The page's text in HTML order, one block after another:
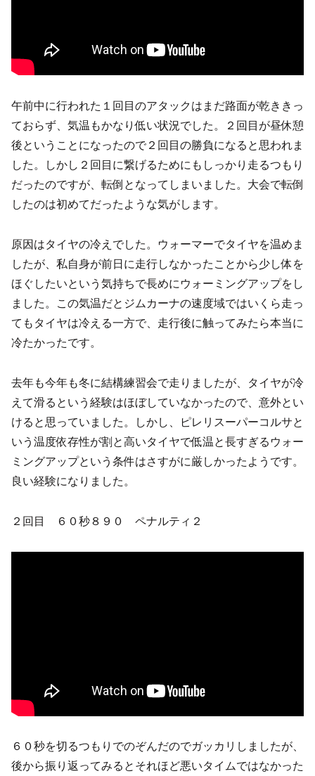
午前中に行われた１回目のアタックはまだ路面が乾ききっ
ておらず、気温もかなり低い状況でした。２回目が昼休憩
後ということになったので２回目の勝負になると思われま
した。しかし２回目に繋げるためにもしっかり走るつもり
だったのですが、転倒となってしまいました。大会で転倒
したのは初めてだったような気がします。
原因はタイヤの冷えでした。ウォーマーでタイヤを温めま
したが、私自身が前日に走行しなかったことから少し体を
ほぐしたいという気持ちで長めにウォーミングアップをし
ました。この気温だとジムカーナの速度域ではいくら走っ
てもタイヤは冷える一方で、走行後に触ってみたら本当に
冷たかったです。
去年も今年も冬に結構練習会で走りましたが、タイヤが冷
えて滑るという経験はほぼしていなかったので、意外とい
けると思っていました。しかし、ピレリスーパーコルサと
いう温度依存性が割と高いタイヤで低温と長すぎるウォー
ミングアップという条件はさすがに厳しかったようです。
良い経験になりました。
２回目 ６０秒８９０ ペナルティ２
６０秒を切るつもりでのぞんだのでガッカリしましたが、
後から振り返ってみるとそれほど悪いタイムではなかった